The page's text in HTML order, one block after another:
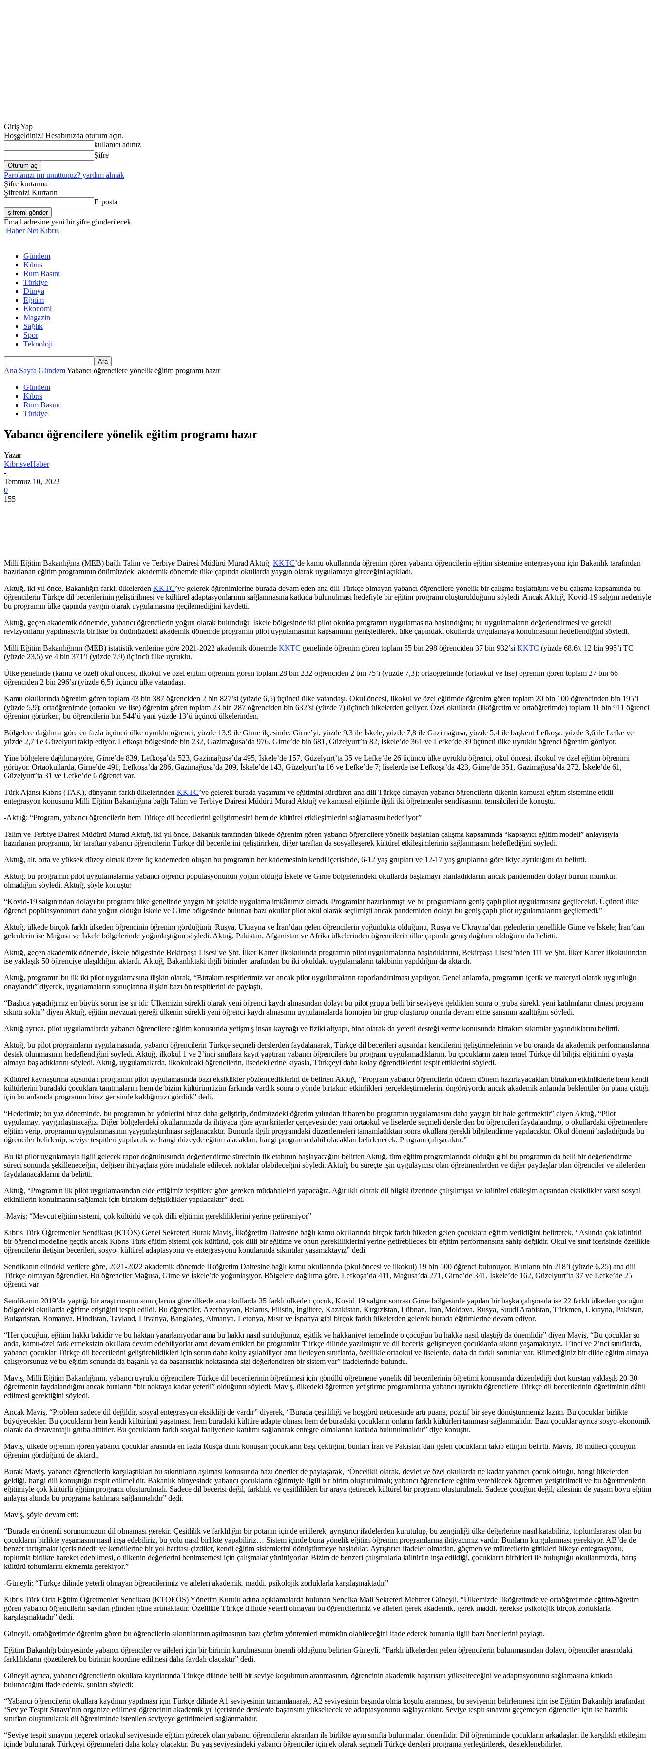
Giriş Yap
Hoşgeldiniz! Hesabınızda oturum açın.
kullanıcı adınız
Şifre
Parolanızı mı unuttunuz? yardım almak
Şifre kurtarma
Şifrenizi Kurtarın
E-posta
Email adresine yeni bir şifre gönderilecek.
Haber Net Kıbrıs
Gündem
Kıbrıs
Rum Basını
Türkiye
Dünya
Eğitim
Ekonomi
Magazin
Sağlık
Spor
Teknoloji
Ana Sayfa GündemYabancı öğrencilere yönelik eğitim programı hazır
Gündem
Kıbrıs
Rum Basını
Türkiye
Yabancı öğrencilere yönelik eğitim programı hazır
Yazar
KibrisveHaber
-
Temmuz 10, 2022
0
155
Milli Eğitim Bakanlığına (MEB) bağlı Talim ve Terbiye Dairesi Müdürü Murad Aktuğ, KKTC’de kamu okullarında öğrenim gören yabancı öğrencilerin eğitim sistemine entegrasyonu için Bakanlık tarafından
hazırlanan eğitim programının önümüzdeki akademik dönemde ülke çapında okullarda yaygın olarak uygulamaya gireceğini açıkladı.
Aktuğ, iki yıl önce, Bakanlığın farklı ülkelerden KKTC’ye gelerek öğrenimlerine burada devam eden ana dili Türkçe olmayan yabancı öğrencilere yönelik bir çalışma başlattığını ve bu çalışma kapsamında bu
öğrencilerin Türkçe dil becerilerinin geliştirilmesi ve kültürel adaptasyonlarının sağlanmasına katkıda bulunulması hedefiyle bir eğitim programı oluşturulduğunu söyledi. Ancak Aktuğ, Kovid-19 salgını nedeniyle
bu programın ülke çapında yaygın olarak uygulamasına geçilemediğini kaydetti.
Aktuğ, geçen akademik dönemde, yabancı öğrencilerin yoğun olarak bulunduğu İskele bölgesinde iki pilot okulda programın uygulamasına başlandığını; bu uygulamaların değerlendirmesi ve gerekli
revizyonların yapılmasıyla birlikte bu önümüzdeki akademik dönemde programın pilot uygulamasının kapsamının genişletilerek, ülke çapındaki okullarda uygulamaya konulmasının hedeflendiğini söyledi.
Milli Eğitim Bakanlığının (MEB) istatistik verilerine göre 2021-2022 akademik dönemde KKTC genelinde öğrenim gören toplam 55 bin 298 öğrenciden 37 bin 932’si KKTC (yüzde 68,6), 12 bin 995’i TC
(yüzde 23,5) ve 4 bin 371’i (yüzde 7.9) üçüncü ülke uyruklu.
Ülke genelinde (kamu ve özel) okul öncesi, ilkokul ve özel eğitim öğrenimi gören toplam 28 bin 232 öğrenciden 2 bin 75’i (yüzde 7,3); ortaöğretimde (ortaokul ve lise) öğrenim gören toplam 27 bin 66
öğrenciden 2 bin 296’sı (yüzde 6,5) üçüncü ülke vatandaşı.
Kamu okullarında öğrenim gören toplam 43 bin 387 öğrenciden 2 bin 827’si (yüzde 6,5) üçüncü ülke vatandaşı. Okul öncesi, ilkokul ve özel eğitimde öğrenim gören toplam 20 bin 100 öğrencinden bin 195’i
(yüzde 5,9); ortaöğrenimde (ortaokul ve lise) öğrenim gören toplam 23 bin 287 öğrenciden bin 632’si (yüzde 7) üçüncü ülkelerden geliyor. Özel okullarda (ilköğretim ve ortaöğretimde) toplam 11 bin 911 öğrenci
öğrenim görürken, bu öğrencilerin bin 544’ü yani yüzde 13’ü üçüncü ülkelerinden.
Bölgelere dağılıma göre en fazla üçüncü ülke uyruklu öğrenci, yüzde 13,9 ile Girne ilçesinde. Girne’yi, yüzde 9,3 ile İskele; yüzde 7,8 ile Gazimağusa; yüzde 5,4 ile başkent Lefkoşa; yüzde 3,6 ile Lefke ve
yüzde 2,7 ile Güzelyurt takip ediyor. Lefkoşa bölgesinde bin 232, Gazimağusa’da 976, Girne’de bin 681, Güzelyurt’ta 82, İskele’de 361 ve Lefke’de 39 üçüncü ülke uyruklu öğrenci öğrenim görüyor.
Yine bölgelere dağılıma göre, Girne’de 839, Lefkoşa’da 523, Gazimağusa’da 495, İskele’de 157, Güzelyurt’ta 35 ve Lefke’de 26 üçüncü ülke uyruklu öğrenci, okul öncesi, ilkokul ve özel eğitim öğrenimi
görüyor. Ortaokullarda, Girne’de 491, Lefkoşa’da 286, Gazimağusa’da 209, İskele’de 143, Güzelyurt’ta 16 ve Lefke’de 7; liselerde ise Lefkoşa’da 423, Girne’de 351, Gazimağusa’da 272, İskele’de 61,
Güzelyurt’ta 31 ve Lefke’de 6 öğrenci var.
Türk Ajansı Kıbrıs (TAK), dünyanın farklı ülkelerinden KKTC’ye gelerek burada yaşamını ve eğitimini sürdüren ana dili Türkçe olmayan yabancı öğrencilerin ülkenin kamusal eğitim sistemine etkili
entegrasyon konusunu Milli Eğitim Bakanlığına bağlı Talim ve Terbiye Dairesi Müdürü Murad Aktuğ ve kamusal eğitimle ilgili iki öğretmenler sendikasının temsilcileri ile konuştu.
-Aktuğ: “Program, yabancı öğrencilerin hem Türkçe dil becerilerini geliştirmesini hem de kültürel etkileşimlerini sağlamasını hedefliyor”
Talim ve Terbiye Dairesi Müdürü Murad Aktuğ, iki yıl önce, Bakanlık tarafından ülkede öğrenim gören yabancı öğrencilere yönelik başlatılan çalışma kapsamında “kapsayıcı eğitim modeli” anlayışıyla
hazırlanan programın, bir taraftan yabancı öğrencilerin Türkçe dil becerilerini geliştirirken, diğer taraftan da sosyalleşerek kültürel etkileşimlerinin sağlanmasını hedeflediğini söyledi.
Aktuğ, alt, orta ve yüksek düzey olmak üzere üç kademeden oluşan bu programın her kademesinin kendi içerisinde, 6-12 yaş grupları ve 12-17 yaş gruplarına göre ikiye ayrıldığını da belirtti.
Aktuğ, bu programın pilot uygulamalarına yabancı öğrenci popülasyonunun yoğun olduğu İskele ve Girne bölgelerindeki okullarda başlamayı planladıklarını ancak pandemiden dolayı bunun mümkün
olmadığını söyledi. Aktuğ, şöyle konuştu:
“Kovid-19 salgınından dolayı bu programı ülke genelinde yaygın bir şekilde uygulama imkânımız olmadı. Programlar hazırlanmıştı ve bu programların geniş çaplı pilot uygulamasına geçilecekti. Üçüncü ülke
öğrenci popülasyonunun daha yoğun olduğu İskele ve Girne bölgesinde bulunan bazı okullar pilot okul olarak seçilmişti ancak pandemiden dolayı bu geniş çaplı pilot uygulamalarına geçilemedi.”
Aktuğ, ülkede birçok farklı ülkeden öğrencinin öğrenim gördüğünü, Rusya, Ukrayna ve İran’dan gelen öğrencilerin yoğunlukta olduğunu, Rusya ve Ukrayna’dan gelenlerin genellikle Girne ve İskele; İran’dan
gelenlerin ise Mağusa ve İskele bölgelerinde yoğunlaştığını söyledi. Aktuğ, Pakistan, Afganistan ve Afrika ülkelerinden öğrencilerin ülke çapında geniş dağılımı olduğunu da belirtti.
Aktuğ, geçen akademik dönemde, İskele bölgesinde Bekirpaşa Lisesi ve Şht. İlker Karter İlkokulunda programın pilot uygulamalarına başladıklarını, Bekirpaşa Lisesi’nden 111 ve Şht. İlker Karter İlkokulundan
ise yaklaşık 50 öğrenciye ulaşıldığını aktardı. Aktuğ, Bakanlıktaki ilgili birimler tarafından bu iki okuldaki uygulamaların takibinin yapıldığını da aktardı.
Aktuğ, programın bu ilk iki pilot uygulamasına ilişkin olarak, “Birtakım tespitlerimiz var ancak pilot uygulamaların raporlandırılması yapılıyor. Genel anlamda, programın içerik ve materyal olarak uygunluğu
onaylandı” diyerek, uygulamaların sonuçlarına ilişkin bazı ön tespitlerini de paylaştı.
“Başlıca yaşadığımız en büyük sorun ise şu idi: Ülkemizin sürekli olarak yeni öğrenci kaydı almasından dolayı bu pilot grupta belli bir seviyeye geldikten sonra o gruba sürekli yeni katılımların olması programı
sıkıntı soktu” diyen Aktuğ, eğitim mevzuatı gereği ülkenin sürekli yeni öğrenci kaydı almasının uygulamalarda homojen bir grup oluşturup onunla devam etme şansının azalttığını söyledi.
Aktuğ ayrıca, pilot uygulamalarda yabancı öğrencilere eğitim konusunda yetişmiş insan kaynağı ve fiziki altyapı, bina olarak da yeterli desteği verme konusunda birtakım sıkıntılar yaşandıklarını belirtti.
Aktuğ, bu pilot programların uygulamasında, yabancı öğrencilerin Türkçe seçmeli derslerden faydalanarak, Türkçe dil becerileri açısından kendilerini geliştirmelerinin ve bu oranda da akademik performanslarına
destek olunmasının hedeflendiğini söyledi. Aktuğ, ilkokul 1 ve 2’inci sınıflara kayıt yaptıran yabancı öğrencilere bu programı uygulamadıklarını, bu çocukların zaten temel Türkçe dil bilgisi eğitimini o yaşta
almaya başladıklarını söyledi. Aktuğ, uygulamalarda, ilkokuldaki öğrencilerin, lisedekilerine kıyasla, Türkçeyi daha kolay öğrendiklerini tespit ettiklerini söyledi.
Kültürel kaynaştırma açısından programın pilot uygulamasında bazı eksiklikler gözlemlediklerini de belirten Aktuğ, “Program yabancı öğrencilerin dönem dönem hazırlayacakları birtakım etkinliklerle hem kendi
kültürlerini buradaki çocuklara tanıtmalarını hem de bizim kültürümüzün farkında vardık sonra o yönde birtakım etkinlikleri gerçekleştirmelerini öngörüyordu ancak akademik anlamda beklentiler ön plana çıktığı
için bu anlamda programın biraz gerisinde kaldığımızı gördük” dedi.
“Hedefimiz; bu yaz döneminde, bu programın bu yönlerini biraz daha geliştirip, önümüzdeki öğretim yılından itibaren bu programın uygulamasını daha yaygın bir hale getirmektir” diyen Aktuğ, “Pilot
uygulamayı yaygınlaştıracağız. Diğer bölgelerdeki okullarımızda da ihtiyaca göre aynı kriterler çerçevesinde; yani ortaokul ve liselerde seçmeli derslerden bu öğrencileri faydalandırıp, o okullardaki öğretmenlere
eğitim verip, programın uygulanmasının yaygınlaştırılması sağlanacaktır. Bununla ilgili programdaki düzenlemeleri tamamladıktan sonra okullara gerekli bilgilendirme yapılacaktır. Okul dönemi başladığında bu
öğrenciler belirlenip, seviye tespitleri yapılacak ve hangi düzeyde eğitim alacakları, hangi programa dahil olacakları belirlenecek. Program çalışacaktır.”
Bu iki pilot uygulamayla ilgili gelecek rapor doğrultusunda değerlendirme sürecinin ilk etabının başlayacağını belirten Aktuğ, tüm eğitim programlarında olduğu gibi bu programın da belli bir değerlendirme
süreci sonunda şekilleneceğini, değişen ihtiyaçlara göre müdahale edilecek noktalar olabileceğini söyledi. Aktuğ, bu süreçte işin uygulayıcısı olan öğretmenlerden ve diğer paydaşlar olan öğrenciler ve ailelerden
faydalanacaklarını da belirtti.
Aktuğ, “Programın ilk pilot uygulamasından elde ettiğimiz tespitlere göre gereken müdahaleleri yapacağız. Ağırlıklı olarak dil bilgisi üzerinde çalışılmışsa ve kültürel etkileşim açısından eksiklikler varsa sosyal
etkinlilerin konulmasını sağlamak için birtakım değişiklikler yapılacaktır” dedi.
-Maviş: “Mevcut eğitim sistemi, çok kültürlü ve çok dilli eğitimin gerekliliklerini yerine getiremiyor”
Kıbrıs Türk Öğretmenler Sendikası (KTÖS) Genel Sekreteri Burak Maviş, İlköğretim Dairesine bağlı kamu okullarında birçok farklı ülkeden gelen çocuklara eğitim verildiğini belirterek, “Aslında çok kültürlü
bir öğrenci modeline geçtik ancak Kıbrıs Türk eğitim sistemi çok kültürlü, çok dilli bir eğitime ve onun gerekliliklerini yerine getirebilecek bir eğitim performansına sahip değildir. Okul ve sınıf içerisinde özellikle
öğrencilerin iletişim becerileri, sosyo- kültürel adaptasyonu ve entegrasyonu konularında sıkıntılar yaşamaktayız” dedi.
Sendikanın elindeki verilere göre, 2021-2022 akademik dönemde İlköğretim Dairesine bağlı kamu okullarında (okul öncesi ve ilkokul) 19 bin 500 öğrenci bulunuyor. Bunların bin 218’i (yüzde 6,25) ana dili
Türkçe olmayan öğrenciler. Bu öğrenciler Mağusa, Girne ve İskele’de yoğunlaşıyor. Bölgelere dağılıma göre, Lefkoşa’da 411, Mağusa’da 271, Girne’de 341, İskele’de 162, Güzelyurt’ta 37 ve Lefke’de 25
öğrenci var.
Sendikanın 2019’da yaptığı bir araştırmanın sonuçlarına göre ülkede ana okullarda 35 farklı ülkeden çocuk, Kovid-19 salgını sonrası Girne bölgesinde yapılan bir başka çalışmada ise 22 farklı ülkeden çocuğun
bölgedeki okullarda eğitime eriştiğini tespit edildi. Bu öğrenciler, Azerbaycan, Belarus, Filistin, İngiltere, Kazakistan, Kırgızistan, Lübnan, İran, Moldova, Rusya, Suudi Arabistan, Türkmen, Ukrayna, Pakistan,
Bulgaristan, Romanya, Hindistan, Tayland, Litvanya, Bangladeş, Almanya, Letonya, Mısır ve İspanya gibi birçok farklı ülkelerden gelerek burada eğitimlerine devam ediyor.
“Her çocuğun, eğitim hakkı bakidir ve bu haktan yararlanıyorlar ama bu hakkı nasıl sunduğunuz, eşitlik ve hakkaniyet temelinde o çocuğun bu hakka nasıl ulaştığı da önemlidir” diyen Maviş, “Bu çocuklar şu
anda, kamu-özel fark etmeksizin okullara devam edebiliyorlar ama devam ettikleri bu programlar Türkçe dilinde yazılmıştır ve dil becerisi gelişmeyen çocuklarda sıkıntı yaşamaktayız. 1’inci ve 2’nci sınıflarda,
yabancı çocuklar Türkçe dil becerilerini geliştirebildikleri için sorun daha kolay aşılabiliyor ama ilerleyen sınıflarda, özellikle ortaokul ve liselerde, daha da farklı sorunlar var. Bilmediğiniz bir dilde eğitim almaya
çalışıyorsunuz ve bu eğitim sonunda da başarılı ya da başarısızlık noktasında sizi değerlendiren bir sistem var” ifadelerinde bulundu.
Maviş, Milli Eğitim Bakanlığının, yabancı uyruklu öğrencilere Türkçe dil becerilerinin öğretilmesi için gönüllü öğretmene yönelik dil becerilerinin öğretimi konusunda düzenlediği dört kurstan yaklaşık 20-30
öğretmenin faydalandığını ancak bunların “bir noktaya kadar yeterli” olduğunu söyledi. Maviş, ülkedeki öğretmen yetiştirme programlarına yabancı uyruklu öğrencilere Türkçe dil becerilerinin öğretiminin dâhil
edilmesi gerektiğini söyledi.
Ancak Maviş, “Problem sadece dil değildir, sosyal entegrasyon eksikliği de vardır” diyerek, “Burada çeşitliliği ve hoşgörü neticesinde artı puana, pozitif bir şeye dönüştürmemiz lazım. Bu çocuklar birlikte
büyüyecekler. Bu çocukların hem kendi kültürünü yaşatması, hem buradaki kültüre adapte olması hem de buradaki çocukların onların farklı kültürleri tanıması sağlanmalıdır. Bazı çocuklar ayrıca sosyo-ekonomik
olarak da dezavantajlı gruba aittirler. Bu çocukların farklı sosyal faaliyetlere katılımı sağlanarak entegre olmalarına katkıda bulunulmalıdır” diye konuştu.
Maviş, ülkede öğrenim gören yabancı çocuklar arasında en fazla Rusça dilini konuşan çocukların başı çektiğini, bunları İran ve Pakistan’dan gelen çocukların takip ettiğini belirtti. Maviş, 18 mülteci çocuğun
öğrenim gördüğünü de aktardı.
Burak Maviş, yabancı öğrencilerin karşılaştıkları bu sıkıntıların aşılması konusunda bazı öneriler de paylaşarak, “Öncelikli olarak, devlet ve özel okullarda ne kadar yabancı çocuk olduğu, hangi ülkelerden
geldiği, hangi dili konuştuğu tespit edilmelidir. Bakanlık bünyesinde yabancı çocukların eğitimiyle ilgili bir birim oluşturulmalı; yabancı öğrencilere eğitim verebilecek öğretmen yetiştirilmeli ve bu öğretmenlerin
eğitimiyle çok kültürlü eğitim programı oluşturulmalı. Sadece dil becerisi değil, farklılık ve çeşitlilikleri bir araya getirecek kültürel bir program oluşturulmalı. Sadece çocuğun değil, ailesinin de yaşam boyu eğitim
anlayışı altında bu programa katılması sağlanmalıdır” dedi.
Maviş, şöyle devam etti:
“Burada en önemli sorunumuzun dil olmaması gerekir. Çeşitlilik ve farklılığın bir potanın içinde eritilerek, ayrıştırıcı ifadelerden kurutulup, bu zenginliği ülke değerlerine nasıl katabiliriz, toplumlararası olan bu
çocukların birlikte yaşamasını nasıl inşa edebiliriz, bu yolu nasıl birlikte yapabiliriz… Sistem içinde buna yönelik eğitim-öğrenim programlarına ihtiyacımız vardır. Bunların kurgulanması gerekiyor. AB’de de
benzer tartışmalar içerisindedir ve kendilerine bir yol haritası çizdiler, kendi eğitim sistemlerini dönüştürmeye başladılar. Ayrıştırıcı ifadeler olmadan, göçmen ve mültecilerin gittikleri ülkeye entegrasyonu,
toplumla birlikte hareket edebilmesi, o ülkenin değerlerini benimsemesi için çalışmalar yürütüyorlar. Bizim de benzeri çalışmalarla kültürün inşa edildiği, çocukların birbirleri ile buluştuğu okullarımızda, barış
kültürü tohumlarını ekmemiz gerekiyor.”
-Güneyli: “Türkçe dilinde yeterli olmayan öğrencilerimiz ve aileleri akademik, maddi, psikolojik zorluklarla karşılaşmaktadır”
Kıbrıs Türk Orta Eğitim Öğretmenler Sendikası (KTOEÖS) Yönetim Kurulu adına açıklamalarda bulunan Sendika Mali Sekreteri Mehmet Güneyli, “Ülkemizde İlköğretimde ve ortaöğretimde eğitim-öğretim
gören yabancı öğrencilerin sayıları günden güne artmaktadır. Özellikle Türkçe dilinde yeterli olmayan bu öğrencilerimiz ve aileleri gerek akademik, gerek maddi, gerekse psikolojik birçok zorluklarla
karşılaşmaktadır” dedi.
Güneyli, ortaöğretimde öğrenim gören bu öğrencilerin sıkıntılarının aşılmasının bazı çözüm yöntemleri mümkün olabileceğini ifade ederek bununla ilgili bazı önerilerini paylaştı.
Eğitim Bakanlığı bünyesinde yabancı öğrenciler ve aileleri için bir birimin kurulmasının önemli olduğunu belirten Güneyli, “Farklı ülkelerden gelen öğrencilerin bulunmasından dolayı, öğrenciler arasındaki
farklılıkların gözetilerek bu birimin koordine edilmesi daha faydalı olacaktır” dedi.
Güneyli ayrıca, yabancı öğrencilerin okullara kayıtlarında Türkçe dilinde belli bir seviye koşulunun aranmasının, öğrencinin akademik başarısını yükselteceğini ve adaptasyonunu sağlamasına katkıda
bulunacağını ifade ederek, şunları söyledi:
“Yabancı öğrencilerin okullara kaydının yapılması için Türkçe dilinde A1 seviyesinin tamamlanarak, A2 seviyesinin başında olma koşulu aranması, bu seviyenin belirlenmesi için ise Eğitim Bakanlığı tarafından
‘Seviye Tespit Sınavı’nın organize edilmesi öğrencinin akademik yıl içerisinde derslerde başarısını yükseltecek ve adaptasyonunu sağlayacaktır. Seviye tespit sınavını geçemeyen öğrenciler için ise hazırlık
sınıfları oluşturularak dil öğreniminde istenilen seviyeye getirilmeleri sağlanmalıdır.
“Seviye tespit sınavını geçerek ortaokul seviyesinde eğitim görecek olan yabancı öğrencilerin akranları ile birlikte aynı sınıfta bulunmaları önemlidir. Dil öğreniminde çocukların arkadaşları ile karşılıklı etkileşim
içinde bulunarak Türkçeyi öğrenmeleri daha kolay olacaktır. Bu yaş seviyesindeki yabancı öğrenciler için ek olarak seçmeli Türkçe dersleri programa yerleştirilerek, desteklenebilirler.